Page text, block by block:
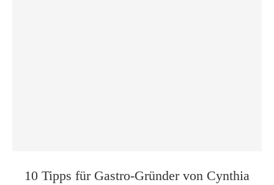
10 Tipps für Gastro-Gründer von Cynthia